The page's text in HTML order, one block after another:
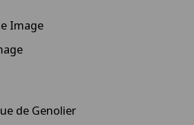
Image
de Genolier